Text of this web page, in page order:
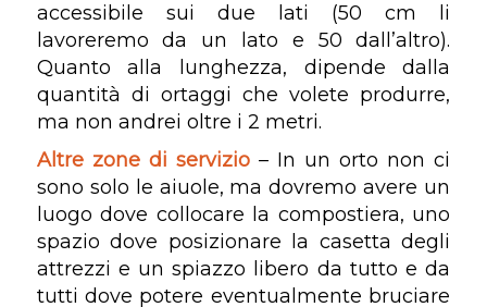
accessibile sui due lati (50 cm li
lavoreremo da un lato e 50 dall’altro).
Quanto alla lunghezza, dipende dalla
quantità di ortaggi che volete produrre,
ma non andrei oltre i 2 metri.
Altre zone di servizio– In un orto non ci
sono solo le aiuole, ma dovremo avere un
luogo dove collocare la compostiera, uno
spazio dove posizionare la casetta degli
attrezzi e un spiazzo libero da tutto e da
tutti dove potere eventualmente bruciare